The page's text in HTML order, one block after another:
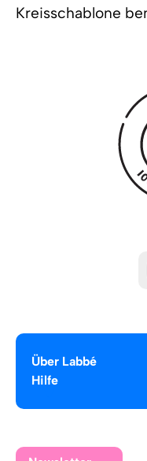
Kreisschablone
Über Labbé
Hilfe